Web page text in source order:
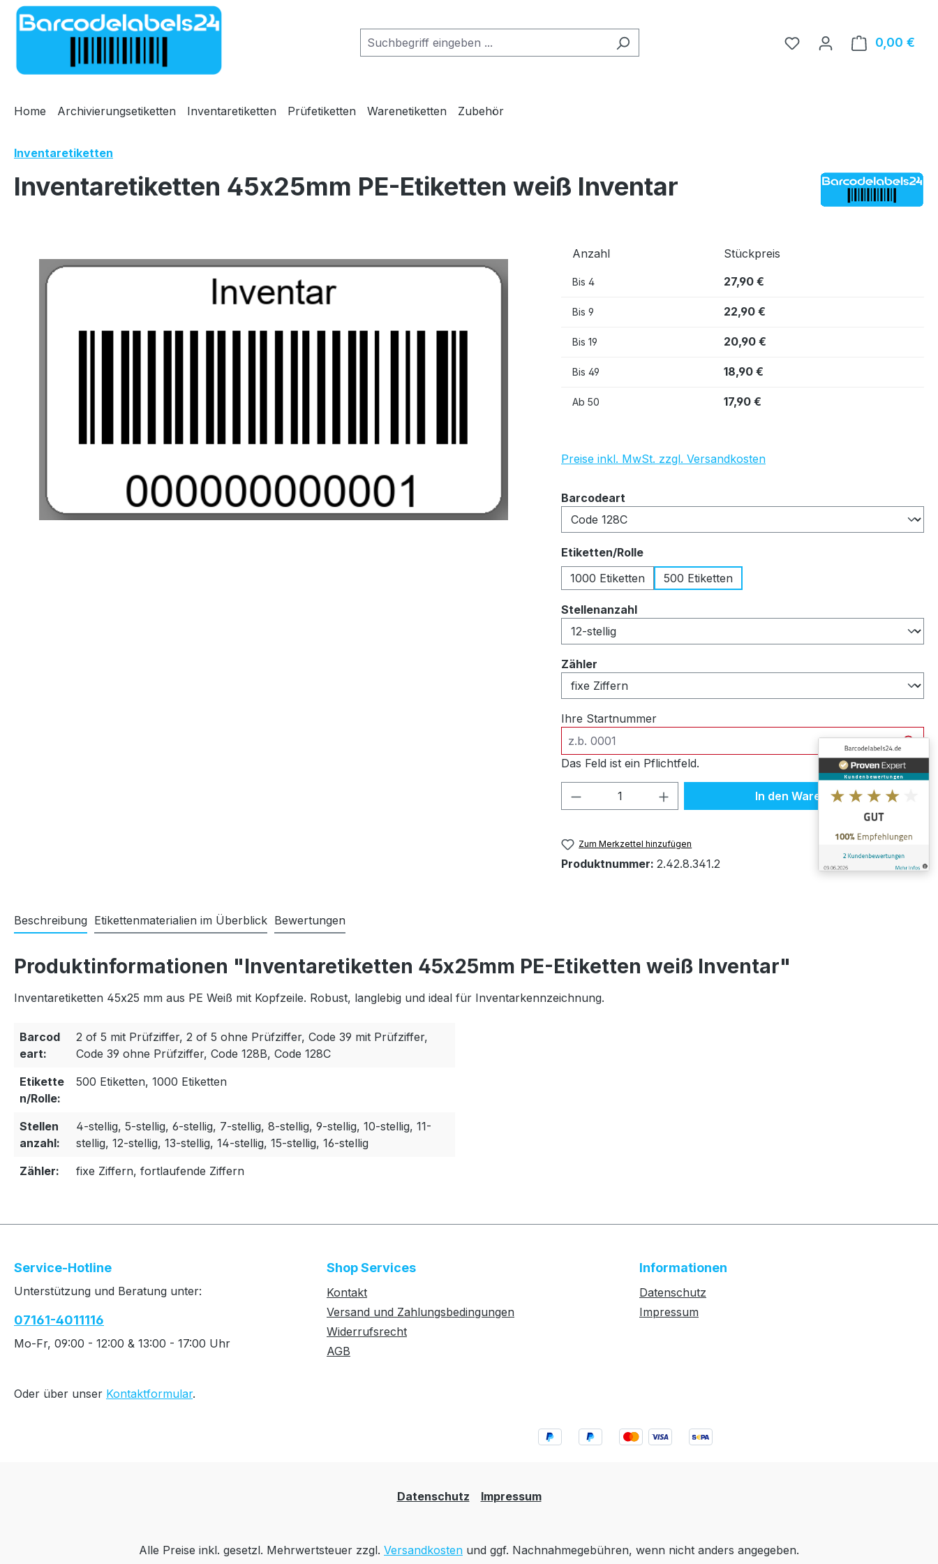
Hauptinhalt springen
Zur Suche springen
Zur Hauptnavigation springen
0,00 €
Home Archivierungsetiketten Inventaretiketten Prüfetiketten Warenetiketten Zubehör
Inventaretiketten
Inventaretiketten 45x25mm PE-Etiketten weiß Inventar
Anzahl Stückpreis
Bis 4 27,90 €
Bis 9 22,90 €
Bis 19 20,90 €
Bis 49 18,90 €
Ab 50 17,90 €
Preise inkl. MwSt. zzgl. Versandkosten
Barcodeart
Etiketten/Rolleauswählen
1000 Etiketten
500 Etiketten
Stellenanzahlauswählen
Zähler
Ihre Startnummer
Das Feld ist ein Pflichtfeld.
Produkt Anzahl: Gib den gewünschten Wert
In den Warenkorb
Zum Merkzettel hinzufügen
Produktnummer: 2.42.8.341.2
Beschreibung Etikettenmaterialien im Überblick Bewertungen
Produktinformationen "Inventaretiketten 45x25mm PE-Etiketten weiß Inventar"
Inventaretiketten 45x25 mm aus PE Weiß mit Kopfzeile. Robust, langlebig und ideal für Inventarkennzeichnung.
Barcod
eart:
2 of 5 mit Prüfziffer, 2 of 5 ohne Prüfziffer, Code 39 mit Prüfziffer,
Code 39 ohne Prüfziffer, Code 128B, Code 128C
Etikette
n/Rolle:
500 Etiketten, 1000 Etiketten
Stellen
anzahl:
4-stellig, 5-stellig, 6-stellig, 7-stellig, 8-stellig, 9-stellig, 10-stellig, 11-
stellig, 12-stellig, 13-stellig, 14-stellig, 15-stellig, 16-stellig
Zähler:
fixe Ziffern, fortlaufende Ziffern
Service-Hotline
Unterstützung und Beratung unter:
07161-4011116
Mo-Fr, 09:00 - 12:00 & 13:00 - 17:00 Uhr
Oder über unser Kontaktformular.
Shop Services
Kontakt
Versand und Zahlungsbedingungen
Widerrufsrecht
AGB
Informationen
Datenschutz
Impressum
Datenschutz Impressum
Alle Preise inkl. gesetzl. Mehrwertsteuer zzgl. Versandkosten und ggf. Nachnahmegebühren, wenn nicht anders angegeben.